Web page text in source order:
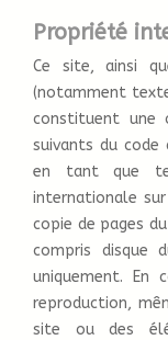
Propriété
Ce site, ainsi
(notamment
constituent une
suivants du
en tant que
internationale
copie de pages
compris disque
uniquement. En
reproduction,
site ou des